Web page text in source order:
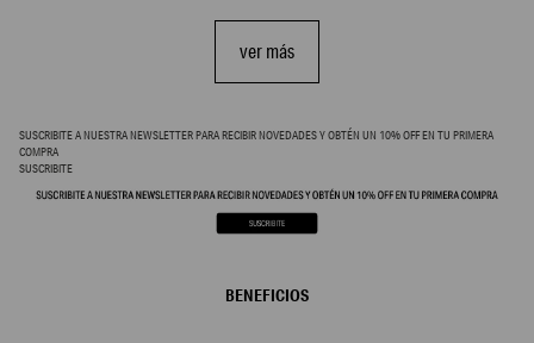
ver más
SUSCRIBITE A NUESTRA NEWSLETTER PARA RECIBIR NOVEDADES Y OBTÉN UN 10% OFF EN TU PRIMERA
COMPRA
SUSCRIBITE
BENEFICIOS